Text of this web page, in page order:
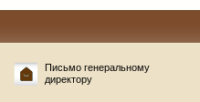
Письмо генеральному
директору